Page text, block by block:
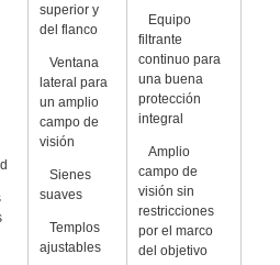
superior y
del flanco
Ventana
lateral para
un amplio
campo de
visión
Sienes
suaves
Templos
ajustables
Equipo
filtrante
continuo para
una buena
protección
integral
Amplio
campo de
visión sin
restricciones
por el marco
del objetivo